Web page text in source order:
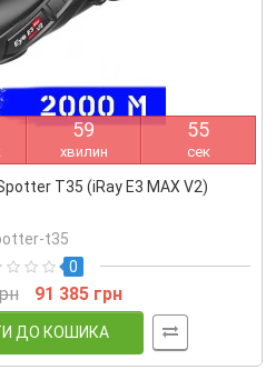
59
хвилин
55
сек
T35 (iRay E3 MAX V2)
t35
0
91 385 грн
ДО КОШИКА